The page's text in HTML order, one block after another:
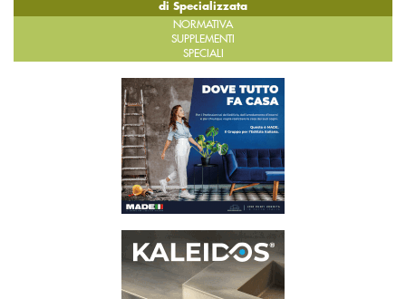
di Specializzata
NORMATIVA
SUPPLEMENTI
SPECIALI